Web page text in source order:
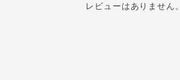
レビューはありません。